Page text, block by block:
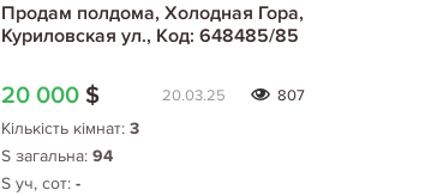
Продам полдома, Холодная Гора,
Куриловская ул., Код: 648485/85
20 000 $ 20.03.25 807
Кількість кімнат: 3
S загальна: 94
S уч, сот: -